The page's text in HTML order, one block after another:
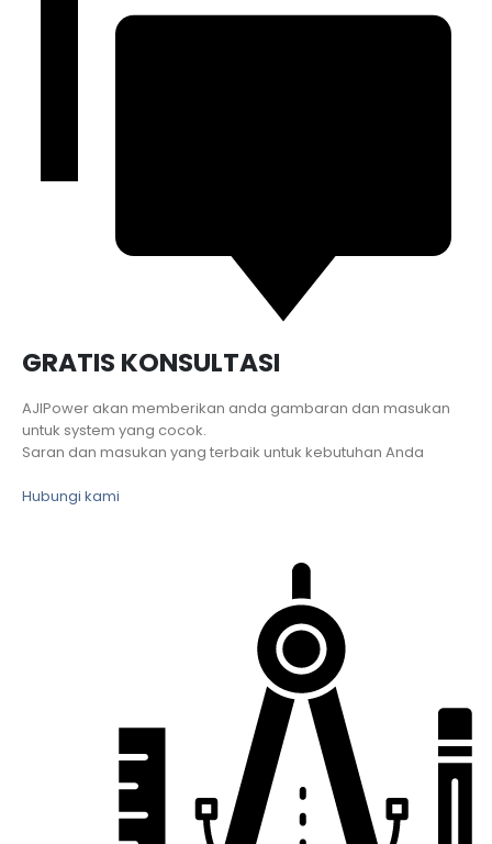
GRATIS KONSULTASI
AJIPower akan memberikan anda gambaran dan masukan
untuk system yang cocok.
Saran dan masukan yang terbaik untuk kebutuhan Anda
Hubungi kami